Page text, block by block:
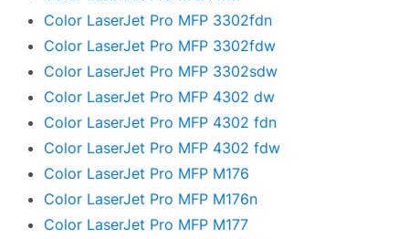
Color LaserJet Pro MFP 3302fdn
Color LaserJet Pro MFP 3302fdw
Color LaserJet Pro MFP 3302sdw
Color LaserJet Pro MFP 4302 dw
Color LaserJet Pro MFP 4302 fdn
Color LaserJet Pro MFP 4302 fdw
Color LaserJet Pro MFP M176
Color LaserJet Pro MFP M176n
Color LaserJet Pro MFP M177